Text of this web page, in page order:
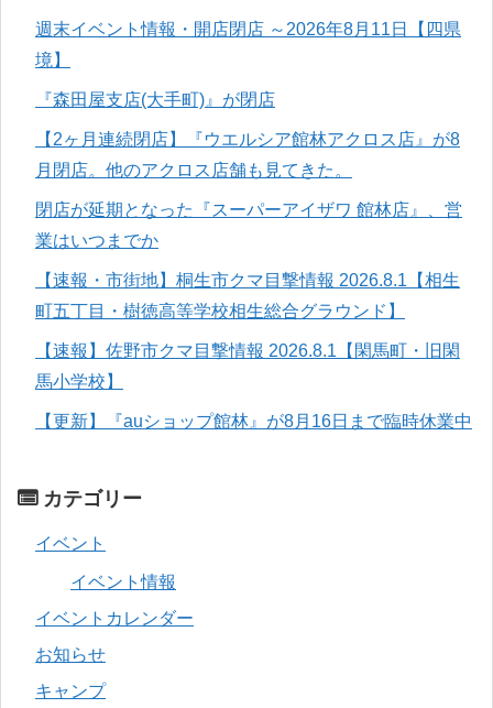
週末イベント情報・開店閉店 ～2026年8月11日【四県
境】
『森田屋支店(大手町)』が閉店
【2ヶ月連続閉店】『ウエルシア館林アクロス店』が8
月閉店。他のアクロス店舗も見てきた。
閉店が延期となった『スーパーアイザワ 館林店』、営
業はいつまでか
【速報・市街地】桐生市クマ目撃情報 2026.8.1【相生
町五丁目・樹徳高等学校相生総合グラウンド】
【速報】佐野市クマ目撃情報 2026.8.1【閑馬町・旧閑
馬小学校】
【更新】『auショップ館林』が8月16日まで臨時休業中
カテゴリー
イベント
イベント情報
イベントカレンダー
お知らせ
キャンプ